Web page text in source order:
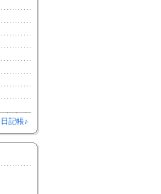
日記帳♪